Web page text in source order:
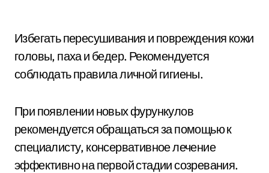
Избегать пересушивания и повреждения кожи
головы, паха и бедер. Рекомендуется
соблюдать правила личной гигиены.
При появлении новых фурункулов
рекомендуется обращаться за помощью к
специалисту, консервативное лечение
эффективно на первой стадии созревания.